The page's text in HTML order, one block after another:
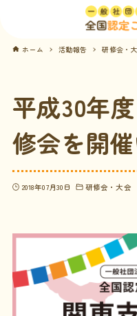
ホーム 活動報告 研修会・
平成30年
修会を開
2018年07月30日 研修会・大会